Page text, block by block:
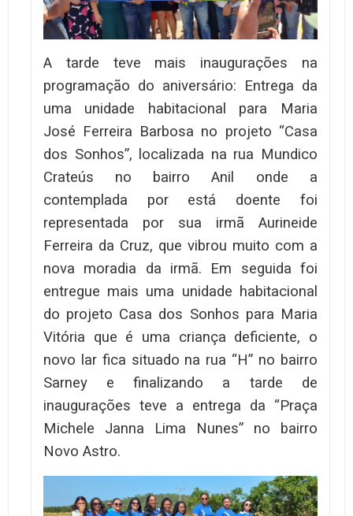
A tarde teve mais inaugurações na
programação do aniversário: Entrega da
uma unidade habitacional para Maria
José Ferreira Barbosa no projeto “Casa
dos Sonhos”, localizada na rua Mundico
Crateús no bairro Anil onde a
contemplada por está doente foi
representada por sua irmã Aurineide
Ferreira da Cruz, que vibrou muito com a
nova moradia da irmã. Em seguida foi
entregue mais uma unidade habitacional
do projeto Casa dos Sonhos para Maria
Vitória que é uma criança deficiente, o
novo lar fica situado na rua “H” no bairro
Sarney e finalizando a tarde de
inaugurações teve a entrega da “Praça
Michele Janna Lima Nunes” no bairro
Novo Astro.